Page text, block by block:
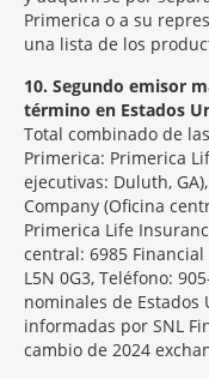
Primerica o a su
una lista de los
10 Segundo emisor
término en Estados
Total combinado de
Primerica: Primerica
ejecutivas: Duluth,
Company (Oficina
Primerica Life
central: 6985 Financial
L5N 0G3, Teléfono:
nominales de Estados
informadas por SNL
cambio de 2024